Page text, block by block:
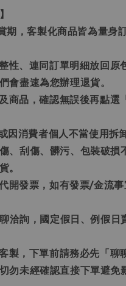
期，客製化商品皆為量身
性、連同訂單明細放回原
會盡速為您辦理退貨。
商品，確認無誤後再點選
因消費者個人不當使用拆
、刮傷、髒污、包裝破損
。
開發票，如有發票/金流
洽詢，國定假日、例假日
製，下單前請務必先「聊
勿未經確認直接下單避免